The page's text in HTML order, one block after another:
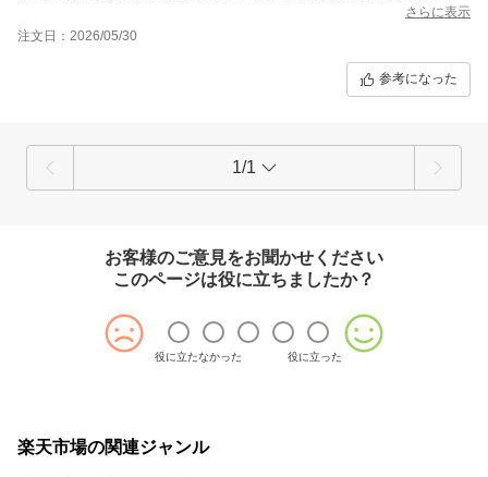
さらに表示
注文日：2026/05/30
参考になった
1/1
お客様のご意見をお聞かせください
このページは役に立ちましたか？
役に立たなかった 役に立った
楽天市場の関連ジャンル